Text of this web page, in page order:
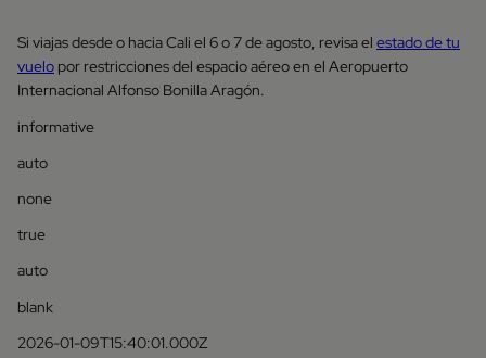
Si viajas desde o hacia Cali el 6 o 7 de agosto, revisa el estado de tu
vuelo por restricciones del espacio aéreo en el Aeropuerto
Internacional Alfonso Bonilla Aragón.
informative
auto
none
true
auto
blank
2026-01-09T15:40:01.000Z